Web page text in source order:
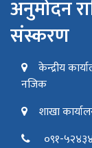
अनुमोदन
संस्करण
केन्द्रीय
नजिक
शाखा
०९१-